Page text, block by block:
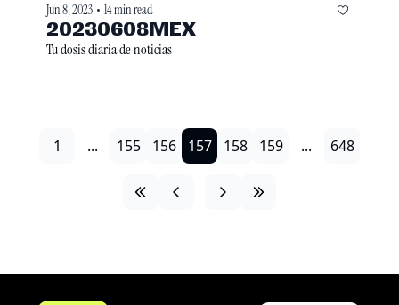
Jun 8, 2023 • 14 min read
20230608MEX
Tu dosis diaria de noticias
1 ... 155 156 157 158 159 ... 648